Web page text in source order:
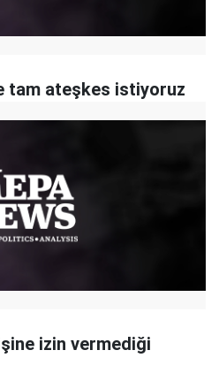
tam ateşkes istiyoruz
izin vermediği